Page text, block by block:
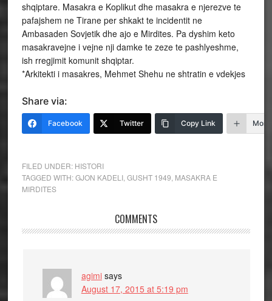
shqiptare. Masakra e Koplikut dhe masakra e njerezve te
pafajshem ne Tirane per shkakt te incidentit ne
Ambasaden Sovjetik dhe ajo e Mirdites. Pa dyshim keto
masakravejne i vejne nji damke te zeze te pashlyeshme,
ish rregjimit komunit shqiptar.
*Arkitekti i masakres, Mehmet Shehu ne shtratin e vdekjes
Share via:
Facebook Twitter Copy Link More
FILED UNDER: HISTORI
TAGGED WITH:GJON KADELI, GUSHT 1949 MASAKRA E
MIRDITES
COMMENTS
agimi says
August 17, 2015 at 5:19 pm